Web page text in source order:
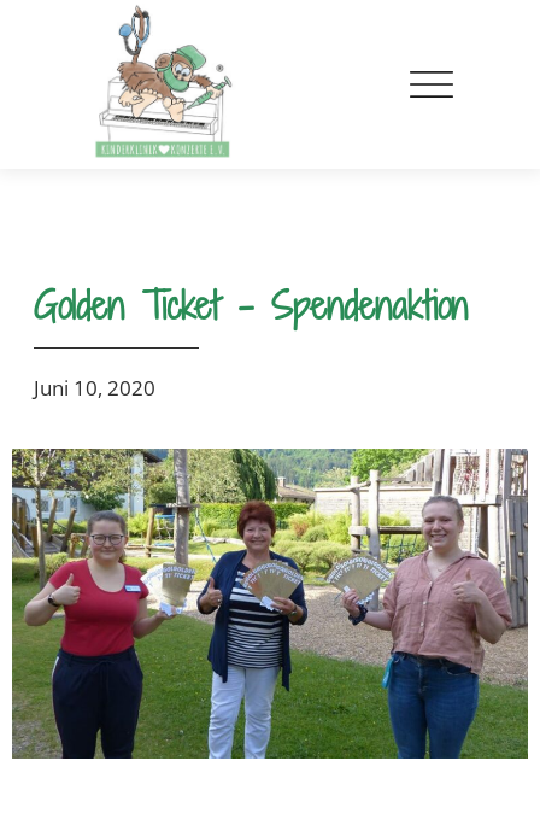
Golden Ticket – Spendenaktion
Juni 10, 2020